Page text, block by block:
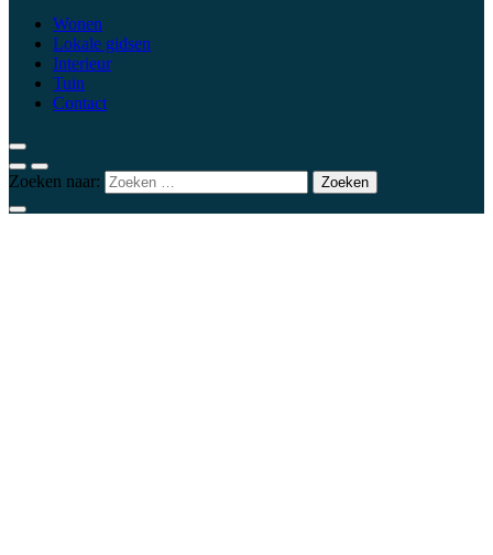
Wonen
Lokale gidsen
Interieur
Tuin
Contact
Zoeken naar: